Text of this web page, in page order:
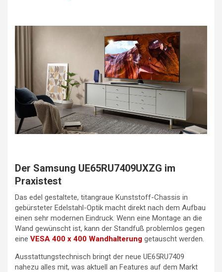
Der Samsung UE65RU7409UXZG im
Praxistest
Das edel gestaltete, titangraue Kunststoff-Chassis in
gebürsteter Edelstahl-Optik macht direkt nach dem Aufbau
einen sehr modernen Eindruck. Wenn eine Montage an die
Wand gewünscht ist, kann der Standfuß problemlos gegen
eine VESA 400 x 400 Wandhalterung getauscht werden.
Ausstattungstechnisch bringt der neue UE65RU7409
nahezu alles mit, was aktuell an Features auf dem Markt